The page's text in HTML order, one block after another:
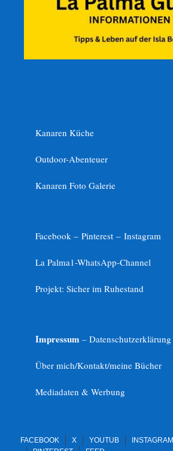
Kanaren Küche
Outdoor-Abenteuer
Kanaren Foto Galerie
Facebook – Pinterest – Instagram
La Palma1-WhatsApp-Channel
Projekt: Sicher im Ruhestand
Impressum – Datenschutzerklärung
Über mich/Kontakt/meine Bücher
Mediadaten & Werbung
FACEBOOK X YOUTUB INSTAGRAM